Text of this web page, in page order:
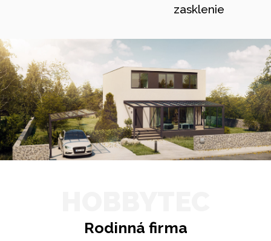
zasklenie
Rodinná firma